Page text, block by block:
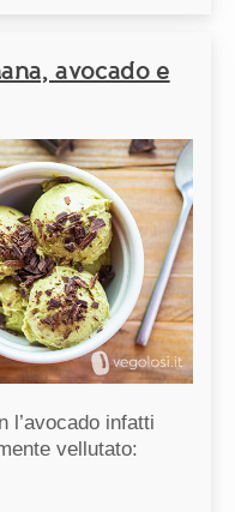
avocado e
l’avocado infatti
vellutato: